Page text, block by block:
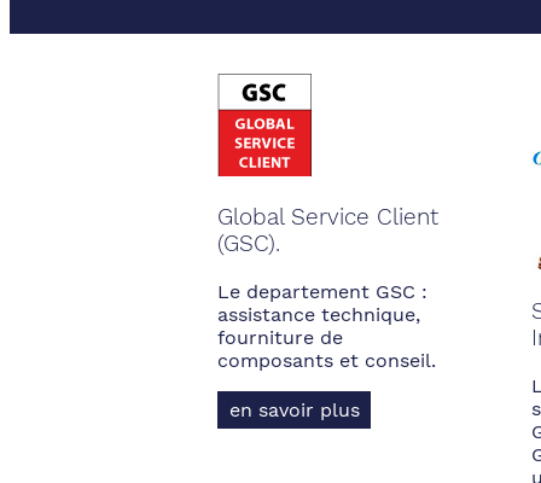
Global Service Client
(GSC).
Le departement GSC :
assistance technique,
fourniture de
composants et conseil.
en savoir plus